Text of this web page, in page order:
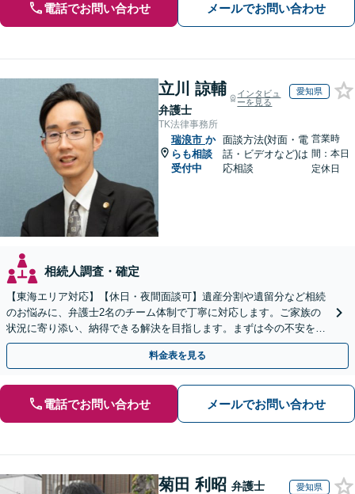
電話でお問い合わせ メールでお問い合わせ
立川 諒輔
弁護士
インタビュ
ーを見る
愛知県
TK法律事務所
瑞浪市 か
らも相談
受付中
面談方法(対面・電
話・ビデオなど)は
応相談
営業時
間：本日
定休日
相続人調査・確定
【東海エリア対応】【休日・夜間面談可】遺産分割や遺留分など相続
のお悩みに、弁護士2名のチーム体制で丁寧に対応します。ご家族の
状況に寄り添い、納得できる解決を目指します。まずは今の不安をお
聞かせください【メール・WEB相談可】
料金表を見る
電話でお問い合わせ メールでお問い合わせ
菊田 利昭 弁護士 愛知県